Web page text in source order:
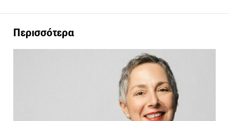
Περισσότερα